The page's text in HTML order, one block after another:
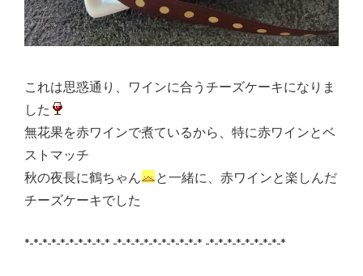
これは思惑通り、ワインに合うチーズケーキになりま
した
無花果を赤ワインで煮ているから、特に赤ワインとベ
ストマッチ
秋の夜長に鶴ちゃん
と一緒に、赤ワインと楽しんだ
チーズケーキでした
*-*-*-*-*-*-*-*-*-* -*-*-*-*-*-*-*-*-*-* -*-*-*-*-*-*-*-*-*